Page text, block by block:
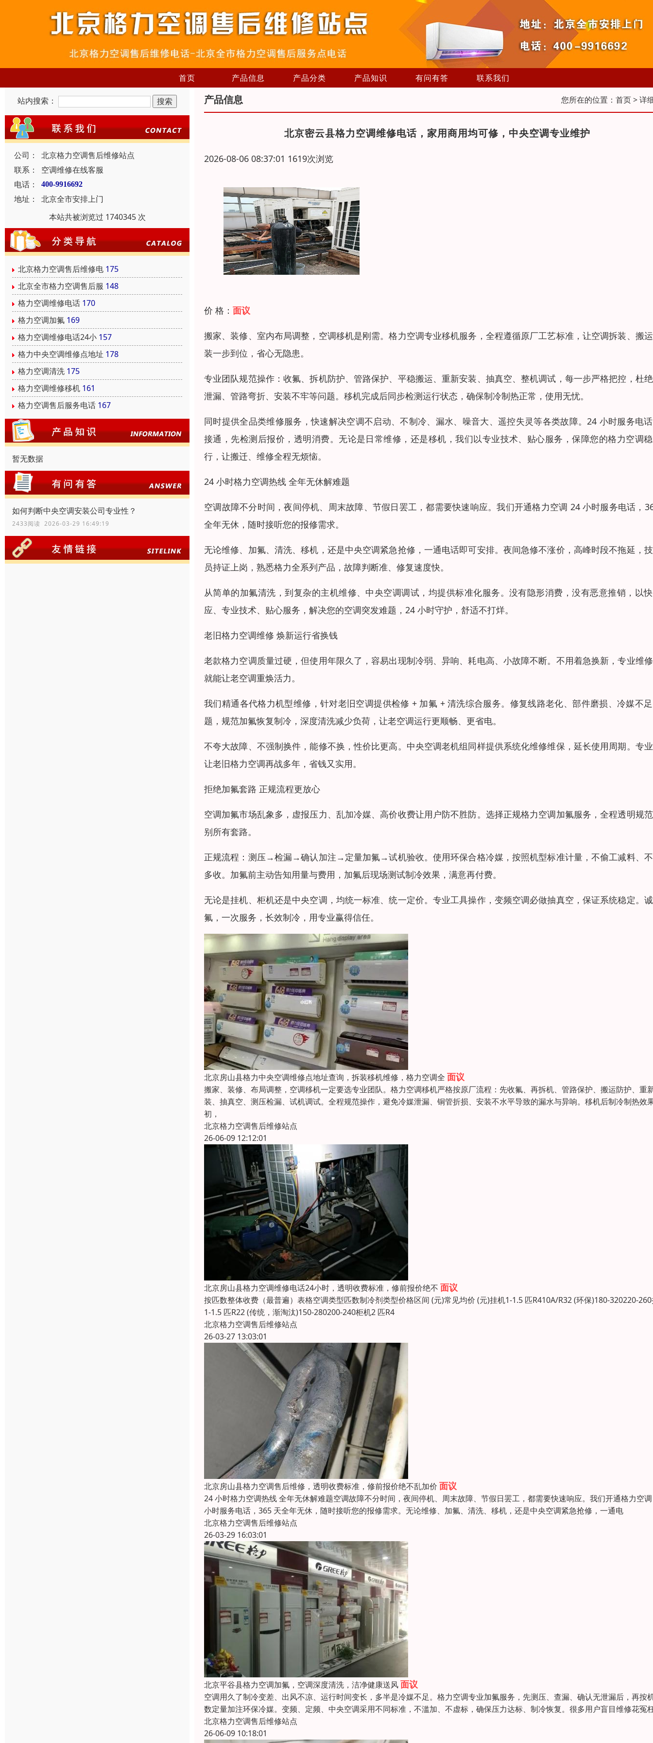
首页 产品信息 产品分类 产品知识 有问有答 联系我们
站内搜索：
公司：
北京格力空调售后维修站点
联系：
空调维修在线客服
电话：
400-9916692
地址：
北京全市安排上门
本站共被浏览过 1740345 次
北京格力空调售后维修电 175
北京全市格力空调售后服 148
格力空调维修电话 170
格力空调加氟 169
格力空调维修电话24小 157
格力中央空调维修点地址 178
格力空调清洗 175
格力空调维修移机 161
格力空调售后服务电话 167
暂无数据
如何判断中央空调安装公司专业性？
2433阅读 2026-03-29 16:49:19
产品信息 您所在的位置： 首页> 详
北京密云县格力空调维修电话，家用商用均可修，中央空调专业维护
2026-08-06 08:37:01 1619次浏览
价 格： 面议
搬家、装修、室内布局调整，空调移机是刚需。格力空调专业移机服务，全程遵循原厂工艺标准，让空调拆装、搬
装一步到位，省心无隐患。
专业团队规范操作：收氟、拆机防护、管路保护、平稳搬运、重新安装、抽真空、整机调试，每一步严格把控，杜
泄漏、管路弯折、安装不牢等问题。移机完成后同步检测运行状态，确保制冷制热正常，使用无忧。
同时提供全品类维修服务，快速解决空调不启动、不制冷、漏水、噪音大、遥控失灵等各类故障。24 小时服务电
接通，先检测后报价，透明消费。无论是日常维修，还是移机，我们以专业技术、贴心服务，保障您的格力空调
行，让搬迁、维修全程无烦恼。
24 小时格力空调热线 全年无休解难题
空调故障不分时间，夜间停机、周末故障、节假日罢工，都需要快速响应。我们开通格力空调 24 小时服务电话，
全年无休，随时接听您的报修需求。
无论维修、加氟、清洗、移机，还是中央空调紧急抢修，一通电话即可安排。夜间急修不涨价，高峰时段不拖延，
员持证上岗，熟悉格力全系列产品，故障判断准、修复速度快。
从简单的加氟清洗，到复杂的主机维修、中央空调调试，均提供标准化服务。没有隐形消费，没有恶意推销，以
应、专业技术、贴心服务，解决您的空调突发难题，24 小时守护，舒适不打烊。
老旧格力空调维修 焕新运行省换钱
老款格力空调质量过硬，但使用年限久了，容易出现制冷弱、异响、耗电高、小故障不断。不用着急换新，专业维
就能让老空调重焕活力。
我们精通各代格力机型维修，针对老旧空调提供检修 + 加氟 + 清洗综合服务。修复线路老化、部件磨损、冷媒不
题，规范加氟恢复制冷，深度清洗减少负荷，让老空调运行更顺畅、更省电。
不夸大故障、不强制换件，能修不换，性价比更高。中央空调老机组同样提供系统化维修维保，延长使用周期。专
让老旧格力空调再战多年，省钱又实用。
拒绝加氟套路 正规流程更放心
空调加氟市场乱象多，虚报压力、乱加冷媒、高价收费让用户防不胜防。选择正规格力空调加氟服务，全程透明规
别所有套路。
正规流程：测压→检漏→确认加注→定量加氟→试机验收。使用环保合格冷媒，按照机型标准计量，不偷工减料、
多收。加氟前主动告知用量与费用，加氟后现场测试制冷效果，满意再付费。
无论是挂机、柜机还是中央空调，均统一标准、统一定价。专业工具操作，变频空调必做抽真空，保证系统稳定。
氟，一次服务，长效制冷，用专业赢得信任。
北京房山县格力中央空调维修点地址查询，拆装移机维修，格力空调全 面议
搬家、装修、布局调整，空调移机一定要选专业团队。格力空调移机严格按原厂流程：先收氟、再拆机、管路保护、搬运防护、重
装、抽真空、测压检漏、试机调试。全程规范操作，避免冷媒泄漏、铜管折损、安装不水平导致的漏水与异响。移机后制冷制热效
初，
北京格力空调售后维修站点
26-06-09 12:12:01
北京房山县格力空调维修电话24小时，透明收费标准，修前报价绝不 面议
按匹数整体收费（最普遍）表格空调类型匹数制冷剂类型价格区间 (元)常见均价 (元)挂机1-1.5 匹R410A/R32 (环保)180-320220-
1-1.5 匹R22 (传统，渐淘汰)150-280200-240柜机2 匹R4
北京格力空调售后维修站点
26-03-27 13:03:01
北京房山县格力空调售后维修，透明收费标准，修前报价绝不乱加价 面议
24 小时格力空调热线 全年无休解难题空调故障不分时间，夜间停机、周末故障、节假日罢工，都需要快速响应。我们开通格力空
小时服务电话，365 天全年无休，随时接听您的报修需求。无论维修、加氟、清洗、移机，还是中央空调紧急抢修，一通电
北京格力空调售后维修站点
26-03-29 16:03:01
北京平谷县格力空调加氟，空调深度清洗，洁净健康送风面议
空调用久了制冷变差、出风不凉、运行时间变长，多半是冷媒不足。格力空调专业加氟服务，先测压、查漏、确认无泄漏后，再按
数定量加注环保冷媒。变频、定频、中央空调采用不同标准，不滥加、不虚标，确保压力达标、制冷恢复。很多用户盲目维修花冤
北京格力空调售后维修站点
26-06-09 10:18:01